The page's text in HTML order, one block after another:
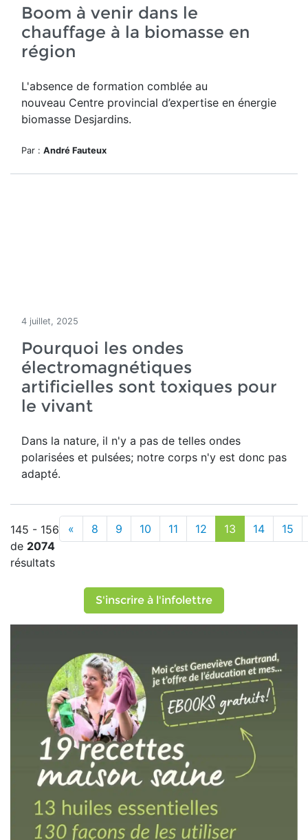
Boom à venir dans le
chauffage à la biomasse en
région
L'absence de formation comblée au
nouveau Centre provincial d’expertise en énergie
biomasse Desjardins.
Par : André Fauteux
4 juillet, 2025
Pourquoi les ondes
électromagnétiques
artificielles sont toxiques pour
le vivant
Dans la nature, il n'y a pas de telles ondes
polarisées et pulsées; notre corps n'y est donc pas
adapté.
145 - 156
de 2074
résultats
« 8 9 10 11 12 13 14 15
S'inscrire à l'infolettre